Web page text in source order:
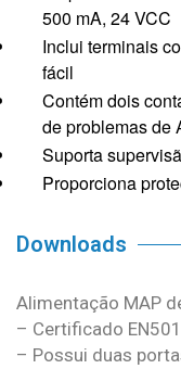
500 mA, 24 VCC
Inclui terminais
fácil
Contém dois
de problemas de
Suporta
Proporciona
Downloads
Alimentação MAP
– Certificado
– Possui duas